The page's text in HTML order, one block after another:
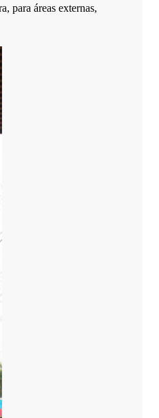
para áreas externas,